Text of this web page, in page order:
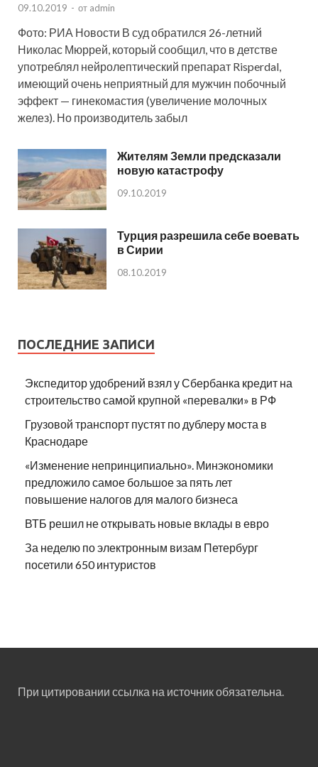
09.10.2019 - от admin
Фото: РИА Новости В суд обратился 26-летний
Николас Мюррей, который сообщил, что в детстве
употреблял нейролептический препарат Risperdal,
имеющий очень неприятный для мужчин побочный
эффект — гинекомастия (увеличение молочных
желез). Но производитель забыл
Жителям Земли предсказали
новую катастрофу
09.10.2019
Турция разрешила себе воевать
в Сирии
08.10.2019
ПОСЛЕДНИЕ ЗАПИСИ
Экспедитор удобрений взял у Сбербанка кредит на
строительство самой крупной «перевалки» в РФ
Грузовой транспорт пустят по дублеру моста в
Краснодаре
«Изменение непринципиально». Минэкономики
предложило самое большое за пять лет
повышение налогов для малого бизнеса
ВТБ решил не открывать новые вклады в евро
За неделю по электронным визам Петербург
посетили 650 интуристов
При цитировании ссылка на источник обязательна.